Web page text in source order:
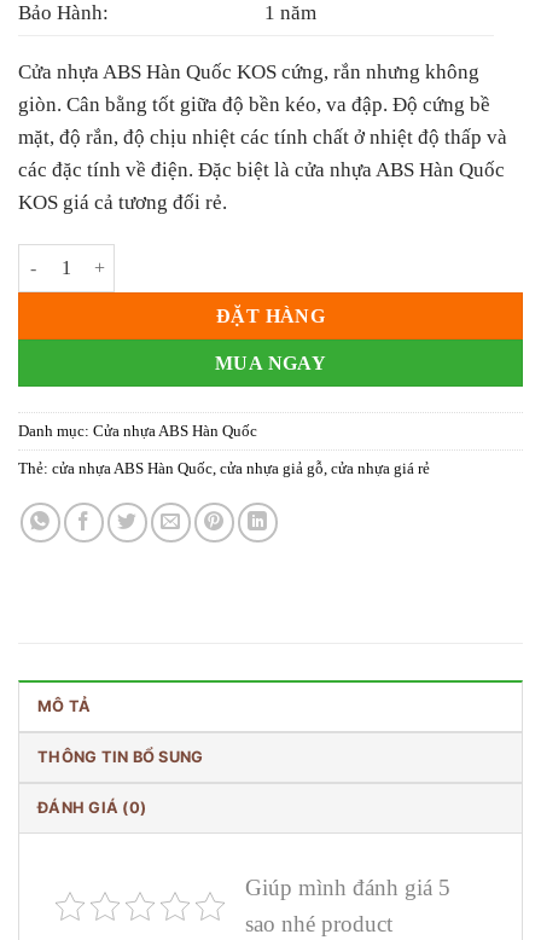
Bảo Hành:
1 năm
Cửa nhựa ABS Hàn Quốc KOS cứng, rắn nhưng không
giòn. Cân bằng tốt giữa độ bền kéo, va đập. Độ cứng bề
mặt, độ rắn, độ chịu nhiệt các tính chất ở nhiệt độ thấp và
các đặc tính về điện. Đặc biệt là cửa nhựa ABS Hàn Quốc
KOS giá cả tương đối rẻ.
ĐẶT HÀNG
MUA NGAY
Danh mục: Cửa nhựa ABS Hàn Quốc
Thẻ: cửa nhựa ABS Hàn Quốc cửa nhựa giả gỗ cửa nhựa giá rẻ
MÔ TẢ
THÔNG TIN BỔ SUNG
ĐÁNH GIÁ (0)
Giúp mình đánh giá 5
sao nhé product